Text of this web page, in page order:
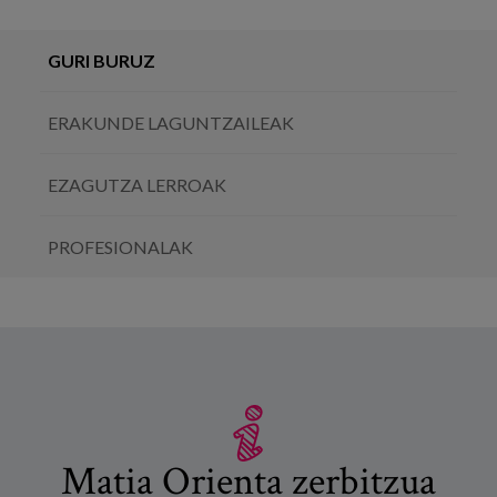
GURI BURUZ
ERAKUNDE LAGUNTZAILEAK
EZAGUTZA LERROAK
PROFESIONALAK
Matia Orienta zerbitzua